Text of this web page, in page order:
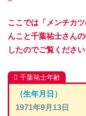
ここでは「メンチカ
んこと千葉祐士さん
したのでご覧ください
千葉祐士年齢
（生年月日）
1971年9月13日